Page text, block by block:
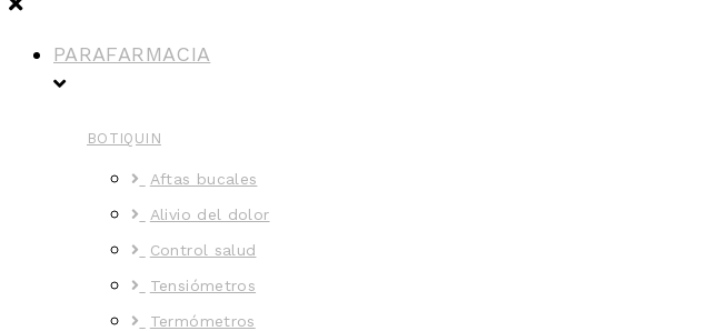
PARAFARMACIA
BOTIQUIN
Aftas bucales
Alivio del dolor
Control salud
Tensiómetros
Termómetros